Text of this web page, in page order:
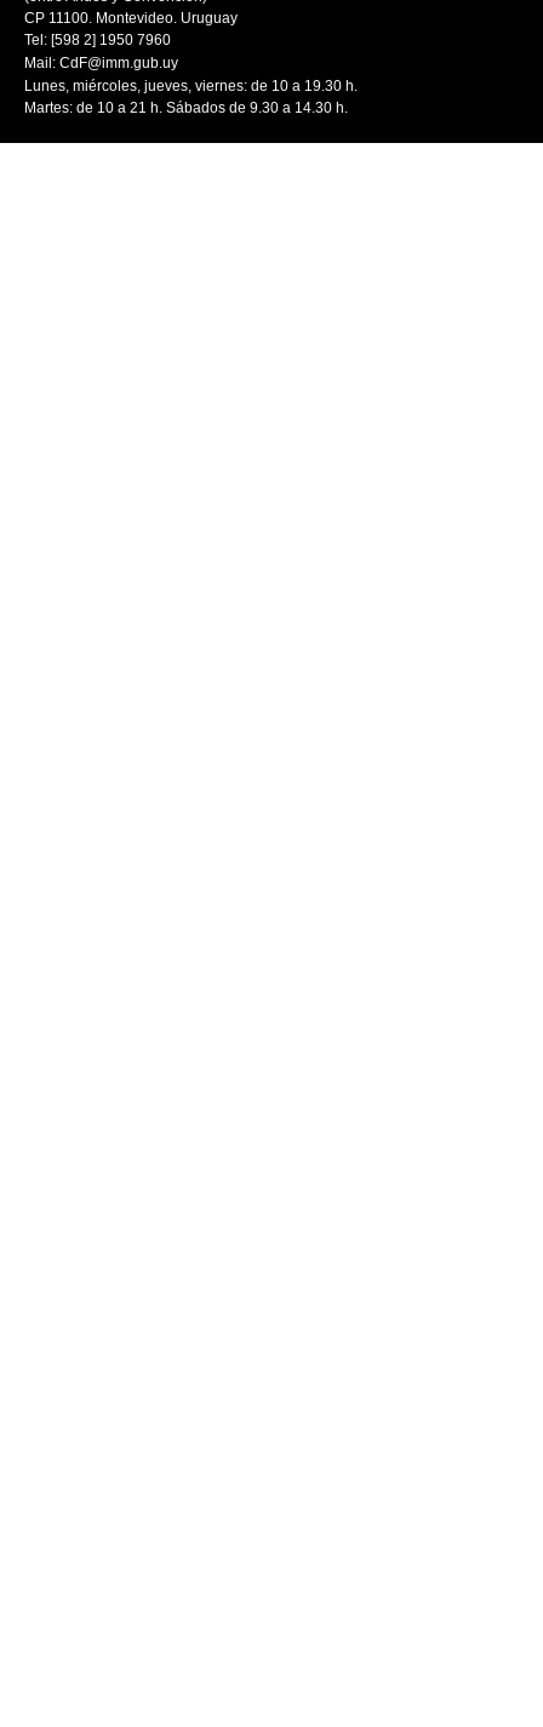
CP 11100. Montevideo. Uruguay
Tel: [598 2] 1950 7960
Mail: CdF@imm.gub.uy
Lunes, miércoles, jueves, viernes: de 10 a 19.30 h.
Martes: de 10 a 21 h. Sábados de 9.30 a 14.30 h.